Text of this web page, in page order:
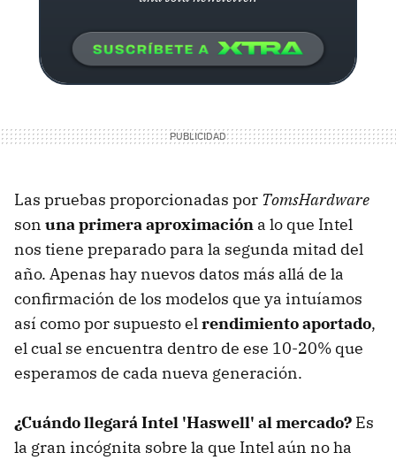
Las pruebas proporcionadas por TomsHardware
son una primera aproximación a lo que Intel
nos tiene preparado para la segunda mitad del
año. Apenas hay nuevos datos más allá de la
confirmación de los modelos que ya intuíamos
así como por supuesto elrendimiento aportado,
el cual se encuentra dentro de ese 10-20% que
esperamos de cada nueva generación.
¿Cuándo llegará Intel 'Haswell' al mercado? Es
la gran incógnita sobre la que Intel aún no ha